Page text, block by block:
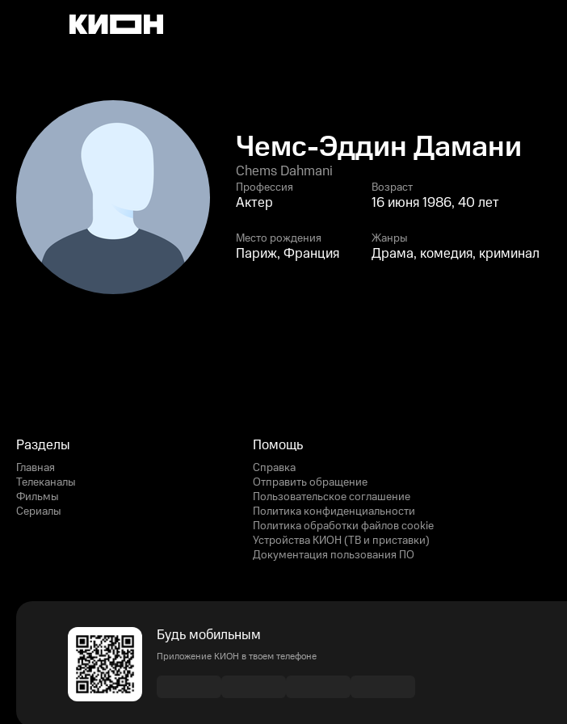
Чемс-Эддин Дамани
Chems Dahmani
Профессия
Актер
Возраст
16 июня 1986, 40 лет
Место рождения
Париж, Франция
Жанры
Драма, комедия, криминал
Разделы
Главная
Телеканалы
Фильмы
Сериалы
Помощь
Справка
Отправить обращение
Пользовательское соглашение
Политика конфиденциальности
Политика обработки файлов cookie
Устройства КИОН (ТВ и приставки)
Документация пользования ПО
Будь мобильным
Приложение КИОН в твоем телефоне